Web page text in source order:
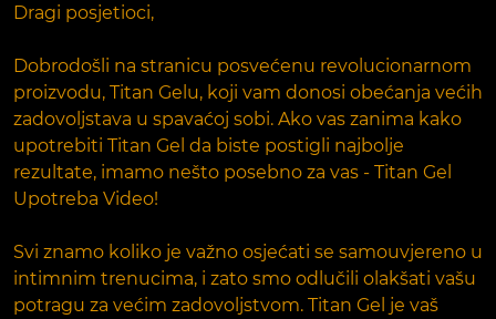
Dragi posjetioci,
Dobrodošli na stranicu posvećenu revolucionarnom
proizvodu, Titan Gelu, koji vam donosi obećanja većih
zadovoljstava u spavaćoj sobi. Ako vas zanima kako
upotrebiti Titan Gel da biste postigli najbolje
rezultate, imamo nešto posebno za vas - Titan Gel
Upotreba Video!
Svi znamo koliko je važno osjećati se samouvjereno u
intimnim trenucima, i zato smo odlučili olakšati vašu
potragu za većim zadovoljstvom. Titan Gel je vaš